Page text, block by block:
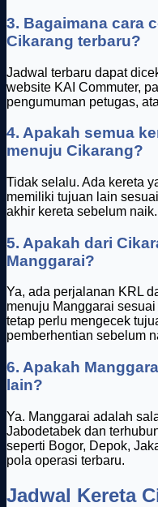
3. Bagaimana cara
Cikarang terbaru?
Jadwal terbaru dapat
website KAI Commuter,
pengumuman petugas,
4. Apakah semua
menuju Cikarang?
Tidak selalu. Ada kereta
memiliki tujuan lain
akhir kereta sebelum naik.
5. Apakah dari
Manggarai?
Ya, ada perjalanan KRL
menuju Manggarai
tetap perlu mengecek
pemberhentian sebelum
6. Apakah
lain?
Ya. Manggarai adalah
Jabodetabek dan
seperti Bogor, Depok,
pola operasi terbaru.
Jadwal Kereta